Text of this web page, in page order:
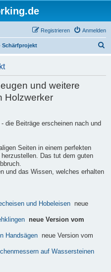
Anmelden
Registrieren
Schärfprojekt
und weitere
Holzwerker
die Beiträge erscheinen nach und
Seiten in einem perfekten
Das tut dem guten
und das Wissen, welches erhalten
und Hobeleisen neue
neue Version vom
Handsägen neue Version vom
auf Wassersteinen